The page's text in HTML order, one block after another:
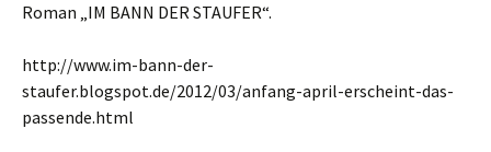
Roman „IM BANN DER STAUFER“.
http://www.im-bann-der-
staufer.blogspot.de/2012/03/anfang-april-erscheint-das-
passende.html